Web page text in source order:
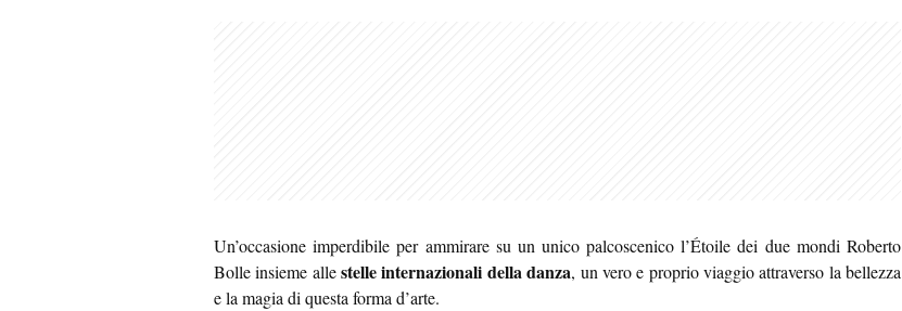
Un’occasione imperdibile per ammirare su un unico palcoscenico l’Étoile dei due mondi Roberto
Bolle insieme allestelle internazionali della danza, un vero e proprio viaggio attraverso la bellezza
e la magia di questa forma d’arte.